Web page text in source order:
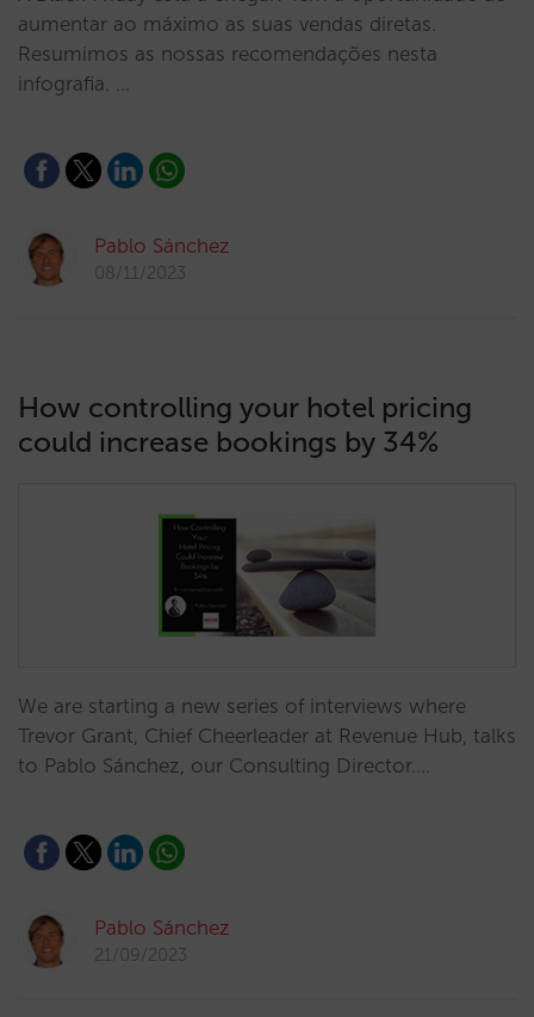
aumentar ao máximo as suas vendas diretas.
Resumimos as nossas recomendações nesta
infografia. …
Pablo Sánchez
08/11/2023
How controlling your hotel pricing
could increase bookings by 34%
We are starting a new series of interviews where
Trevor Grant, Chief Cheerleader at Revenue Hub, talks
to Pablo Sánchez, our Consulting Director.…
Pablo Sánchez
21/09/2023